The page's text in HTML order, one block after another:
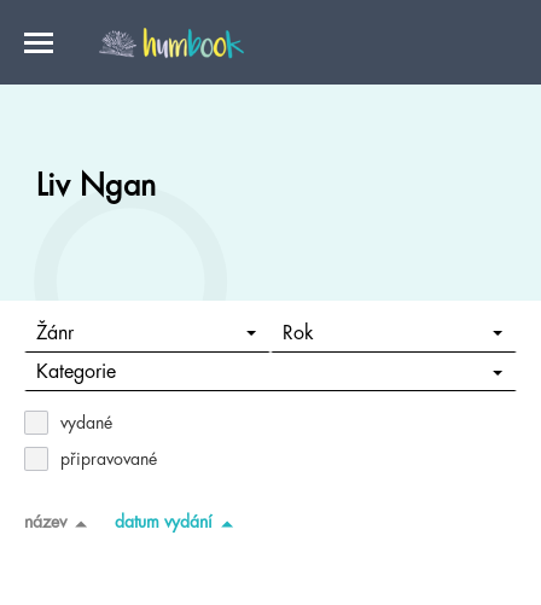
Liv Ngan
Žánr Rok
Kategorie
vydané
připravované
název datum vydání